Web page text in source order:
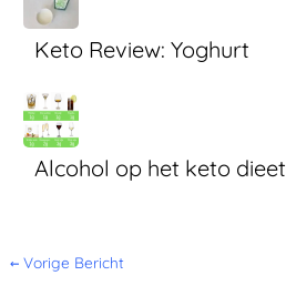
Keto Review: Yoghurt
Alcohol op het keto dieet
← Vorige Bericht